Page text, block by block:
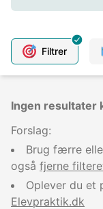
Filtrer
Ingen resultater
Forslag:
Brug færre
også fjerne
Oplever du et
Elevpraktik.dk